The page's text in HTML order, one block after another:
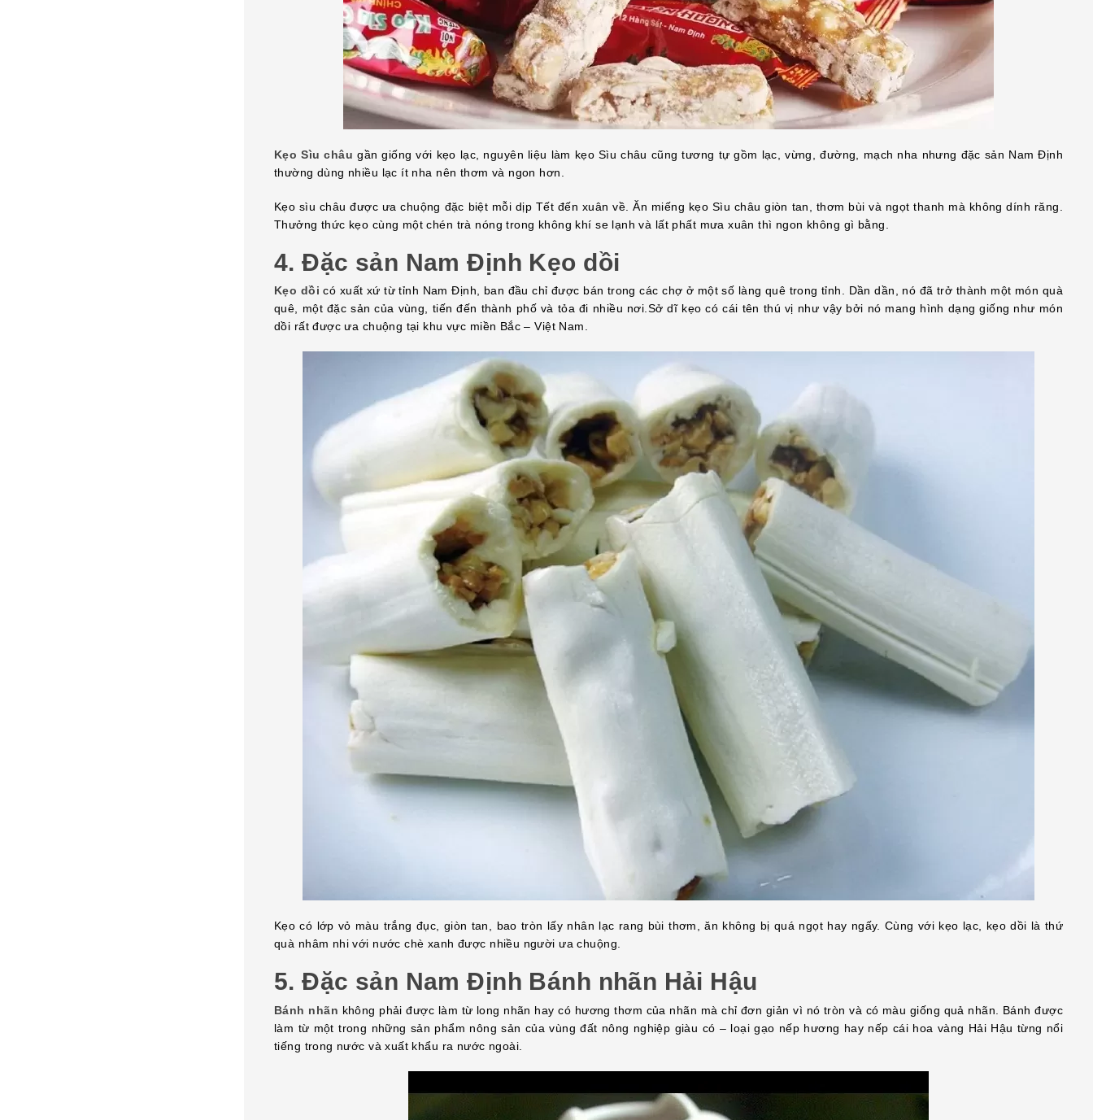
Kẹo Sìu châu gần giống với kẹo lạc, nguyên liệu làm kẹo Sìu châu cũng tương tự gồm lạc, vừng, đường, mạch nha nhưng đặc sản Nam Định
thường dùng nhiều lạc ít nha nên thơm và ngon hơn.
Kẹo sìu châu được ưa chuộng đặc biệt mỗi dịp Tết đến xuân về. Ăn miếng kẹo Sìu châu giòn tan, thơm bùi và ngọt thanh mà không dính răng.
Thưởng thức kẹo cùng một chén trà nóng trong không khí se lạnh và lất phất mưa xuân thì ngon không gì bằng.
4.Đặc sản Nam Định Kẹo dồi
Kẹo dồi có xuất xứ từ tỉnh Nam Định, ban đầu chỉ được bán trong các chợ ở một số làng quê trong tỉnh. Dần dần, nó đã trở thành một món quà
quê, một đặc sản của vùng, tiến đến thành phố và tỏa đi nhiều nơi.Sở dĩ kẹo có cái tên thú vị như vậy bởi nó mang hình dạng giống như món
dồi rất được ưa chuộng tại khu vực miền Bắc – Việt Nam.
Kẹo có lớp vỏ màu trắng đục, giòn tan, bao tròn lấy nhân lạc rang bùi thơm, ăn không bị quá ngọt hay ngấy. Cùng với kẹo lạc, kẹo dồi là thứ
quà nhâm nhi với nước chè xanh được nhiều người ưa chuộng.
5.Đặc sản Nam Định Bánh nhãn Hải Hậu
Bánh nhãn không phải được làm từ long nhãn hay có hương thơm của nhãn mà chỉ đơn giản vì nó tròn và có màu giống quả nhãn. Bánh được
làm từ một trong những sản phẩm nông sản của vùng đất nông nghiệp giàu có – loại gạo nếp hương hay nếp cái hoa vàng Hải Hậu từng nổi
tiếng trong nước và xuất khẩu ra nước ngoài.